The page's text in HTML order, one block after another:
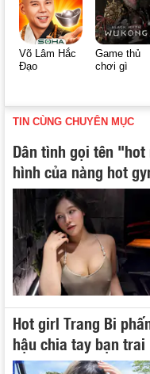
Võ Lâm Hắc
Đạo
Game thủ
chơi gì
TIN CÙNG CHUYÊN MỤC
Dân tình gọi tên
hình của nàng hot
Hot girl Trang Bi
hậu chia tay bạn trai